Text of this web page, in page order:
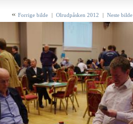
« Forrige bilde | Olrudpåsken 2012 | Neste bilde